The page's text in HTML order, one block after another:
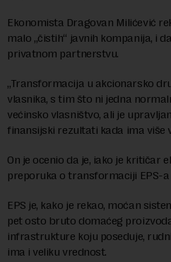
Ekonomista Dragovan Milićević
malo „čistih“ javnih kompanija, i
privatnom partnerstvu.
„Transformacija u akcionarsko
vlasnika, s tim što ni jedna
većinsko vlasništvo, ali je
finansijski rezultati kada ima više
On je ocenio da je, iako je kritičar
preporuka o transformaciji EPS-
EPS je, kako je rekao, moćan
pet osto bruto domaćeg
infrastrukture koju poseduje,
ima i veliku vrednost.